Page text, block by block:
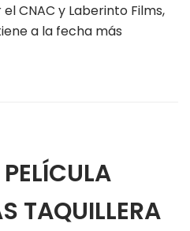
CNAC y Laberinto Films,
a la fecha más
TAQUILLERA